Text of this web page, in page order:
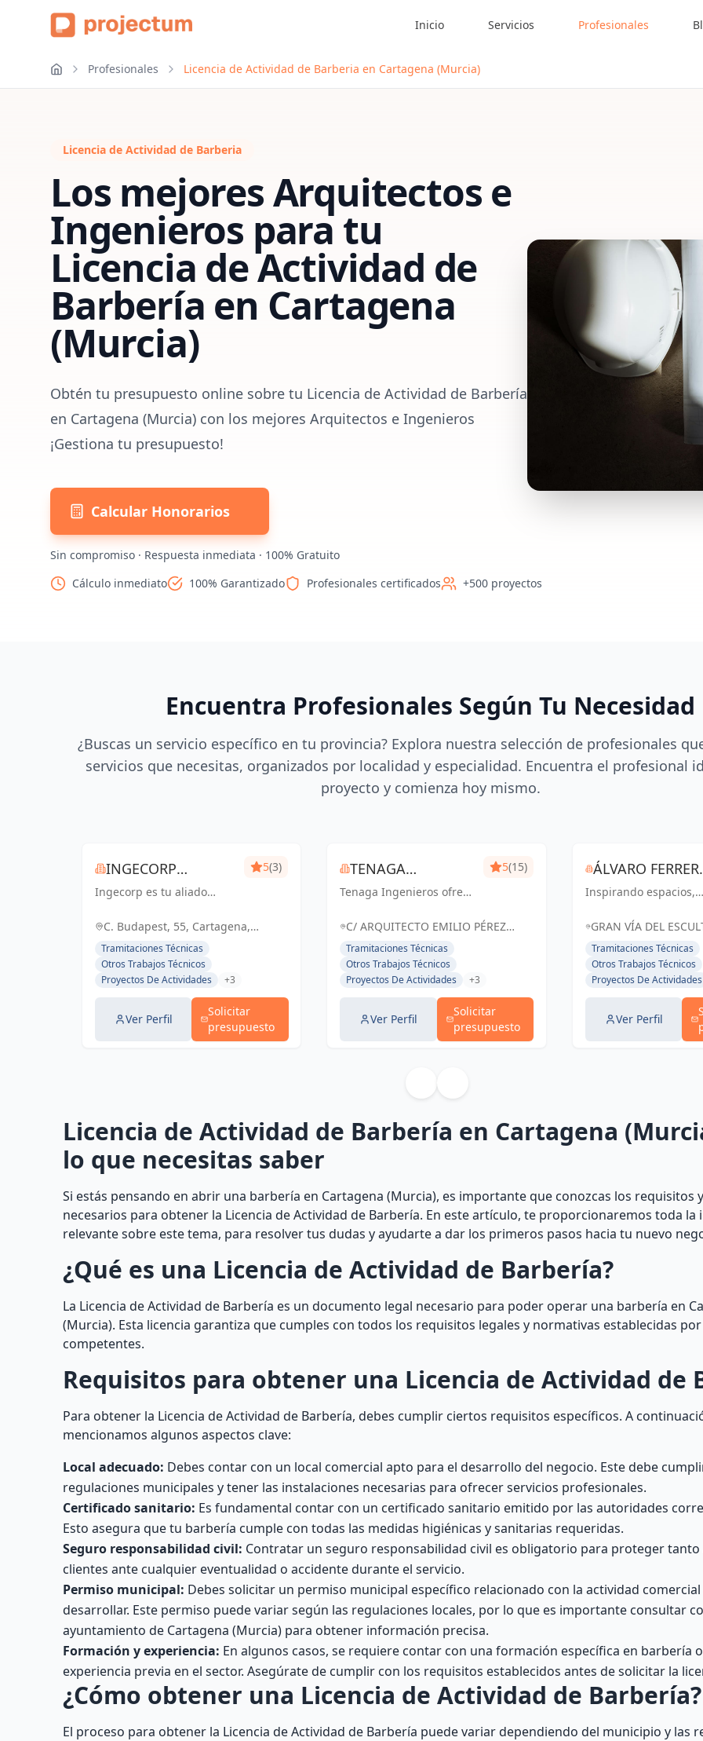
Inicio Servicios Profesionales
Profesionales Licencia de Actividad de Barberia en Cartagena (Murcia)
Licencia de Actividad de Barberia
Los mejores Arquitectos e
Ingenieros para tu
Licencia de Actividad de
Barbería en Cartagena
(Murcia)
Obtén tu presupuesto online sobre tu Licencia de Actividad de Barbería
en Cartagena (Murcia) con los mejores Arquitectos e Ingenieros
¡Gestiona tu presupuesto!
Calcular Honorarios
Sin compromiso · Respuesta inmediata · 100% Gratuito
Cálculo inmediato
100% Garantizado Profesionales certificados +500 proyectos
Encuentra Profesionales Según Tu Necesidad
¿Buscas un servicio específico en tu provincia? Explora nuestra selección de profesionales
servicios que necesitas, organizados por localidad y especialidad. Encuentra el profesional
proyecto y comienza hoy mismo.
INGECORP
PROYECTOS
Ingecorp es tu aliado
la realización de tu
proyecto. Especializados
en licencias, proyectos
ejecutivos, reformas y
energía solar. Expertos
5(3)
C. Budapest, 55, Cartagena,
España, España
Tramitaciones Técnicas
Otros Trabajos Técnicos
Proyectos De Actividades
+3
Ver Perfil
Solicitar
presupuesto
TENAGA
INGENIEROS SL
Tenaga Ingenieros ofrece
en ingeniería, centrados
energética y reducir
costos para sus clientes.
Desde proyectos hasta
5(15)
C/ ARQUITECTO EMILIO PÉREZ
PIÑERO Nº 17 BAJO MURCIA,
España
Tramitaciones Técnicas
Otros Trabajos Técnicos
Proyectos De Actividades
+3
Ver Perfil
Solicitar
presupuesto
ÁLVARO FERRER,
ARQUITECTO
Inspirando espacios,
GRAN VÍA DEL
FRANCISCO
ESPAÑA, España
Tramitaciones Técnicas
Otros Trabajos Técnicos
Proyectos De Actividades
Ver Perfil
Licencia de Actividad de Barbería en Cartagena
lo que necesitas saber
Si estás pensando en abrir una barbería en Cartagena (Murcia), es importante que conozcas los requisitos
necesarios para obtener la Licencia de Actividad de Barbería. En este artículo, te proporcionaremos toda la
relevante sobre este tema, para resolver tus dudas y ayudarte a dar los primeros pasos hacia tu nuevo
¿Qué es una Licencia de Actividad de Barbería?
La Licencia de Actividad de Barbería es un documento legal necesario para poder operar una barbería en
(Murcia). Esta licencia garantiza que cumples con todos los requisitos legales y normativas establecidas
competentes.
Requisitos para obtener una Licencia de Actividad de
Para obtener la Licencia de Actividad de Barbería, debes cumplir ciertos requisitos específicos. A
mencionamos algunos aspectos clave:
Local adecuado: Debes contar con un local comercial apto para el desarrollo del negocio. Este debe
regulaciones municipales y tener las instalaciones necesarias para ofrecer servicios profesionales.
Certificado sanitario: Es fundamental contar con un certificado sanitario emitido por las autoridades
Esto asegura que tu barbería cumple con todas las medidas higiénicas y sanitarias requeridas.
Seguro responsabilidad civil: Contratar un seguro responsabilidad civil es obligatorio para proteger tanto
clientes ante cualquier eventualidad o accidente durante el servicio.
Permiso municipal: Debes solicitar un permiso municipal específico relacionado con la actividad comercial
desarrollar. Este permiso puede variar según las regulaciones locales, por lo que es importante consultar
ayuntamiento de Cartagena (Murcia) para obtener información precisa.
Formación y experiencia: En algunos casos, se requiere contar con una formación específica en barbería
experiencia previa en el sector. Asegúrate de cumplir con los requisitos establecidos antes de solicitar la
¿Cómo obtener una Licencia de Actividad de Barbería?
El proceso para obtener la Licencia de Actividad de Barbería puede variar dependiendo del municipio y las